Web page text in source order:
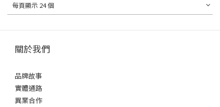
每頁顯示 24 個
關於我們
品牌故事
實體通路
異業合作